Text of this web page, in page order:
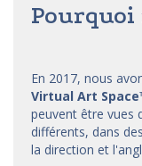
En 2017, nous
Virtual Art Space
peuvent être vues
différents, dans
la direction et